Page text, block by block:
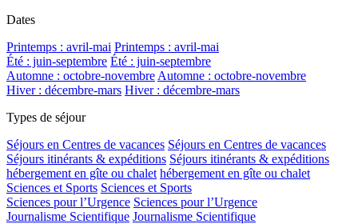
Dates
Printemps : avril-mai Printemps : avril-mai
Été : juin-septembre Été : juin-septembre
Automne : octobre-novembre Automne : octobre-novembre
Hiver : décembre-mars Hiver : décembre-mars
Types de séjour
Séjours en Centres de vacances Séjours en Centres de vacances
Séjours itinérants & expéditions Séjours itinérants & expéditions
hébergement en gîte ou chalet hébergement en gîte ou chalet
Sciences et Sports Sciences et Sports
Sciences pour l’Urgence Sciences pour l’Urgence
Journalisme Scientifique Journalisme Scientifique